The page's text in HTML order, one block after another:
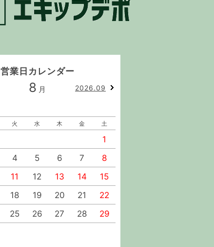
営業日カレンダー
8 月 2026.09
火 水 木 金 土
1
4 5 6 7
8
11 12 13 14
15
18 19 20 21
22
25 26 27 28
29